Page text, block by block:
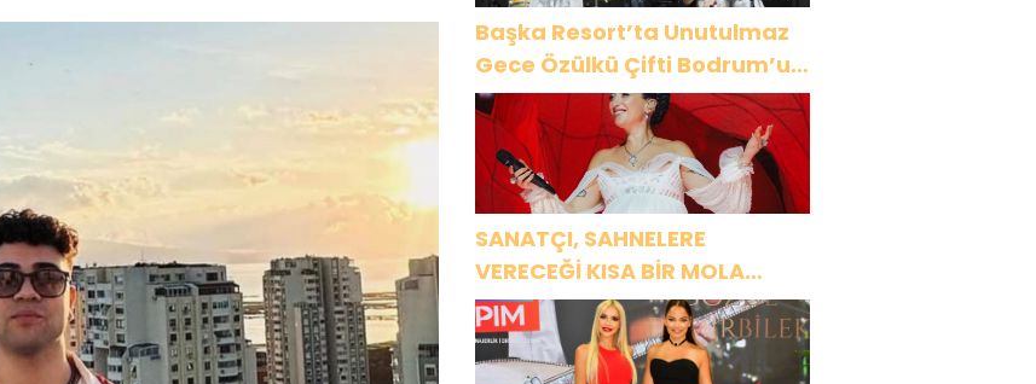
Başka Resort’ta Unutulmaz
Gece Özülkü Çifti Bodrum’u
Büyüledi
SANATÇI, SAHNELERE
VERECEĞİ KISA BİR MOLA
ÖNCESİ 13 AĞUSTOS’TA SON
KEZ HARBİYE’DE OLACAK!